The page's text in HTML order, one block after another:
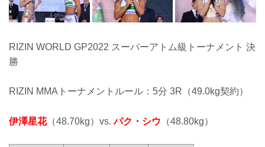
RIZIN WORLD GP2022 スーパーアトム級トーナメント 決
勝
RIZIN MMAトーナメントルール：5分 3R（49.0kg契約）
伊澤星花（48.70kg）vs.パク・シウ （48.80kg）